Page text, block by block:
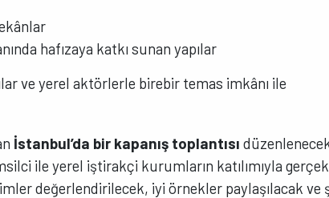
hafızaya katkı sunan yapılar
ve yerel aktörlerle birebir temas imkânı ile
İstanbul’da bir kapanış toplantısı
ile yerel iştirakçi kurumların katılımıyla
değerlendirilecek, iyi örnekler paylaşılacak ve